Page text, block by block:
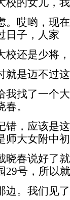
校的女儿，
。哎哟，现
日子，人家
校还是少将
就是迈不过这
我找了一个
春。
错，应该是
师大女附中
晓春说好了
29号，所以
边。我们见